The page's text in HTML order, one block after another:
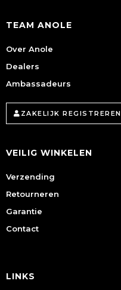
TEAM ANOLE
Over Anole
Dealers
Ambassadeurs
ZAKELIJK REGISTREREN
VEILIG WINKELEN
Verzending
Retourneren
Garantie
Contact
LINKS